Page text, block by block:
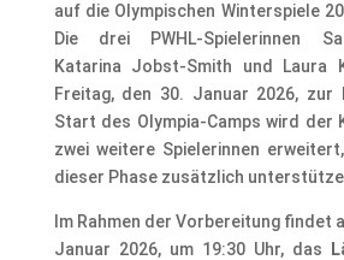
auf die Olympischen Winterspiele
Die drei PWHL-Spielerinnen
Katarina Jobst-Smith und Laura
Freitag, den 30. Januar 2026, zur
Start des Olympia-Camps wird der
zwei weitere Spielerinnen
dieser Phase zusätzlich
Im Rahmen der Vorbereitung findet
Januar 2026, um 19:30 Uhr, das